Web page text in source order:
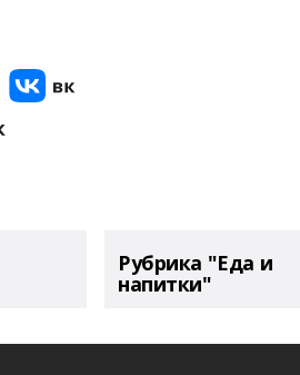
Рубрика "Еда и
напитки"